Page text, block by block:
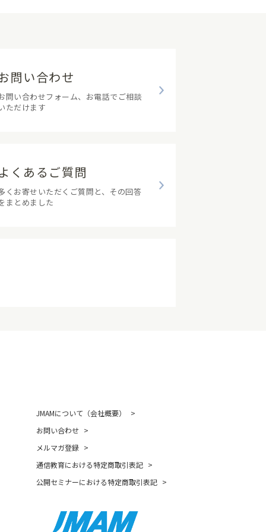
問い合わせ
問い合わせフォーム、お電話でご相談
ただけます
くあるご質問
くお寄せいただくご質問と、その回答
まとめました
JMAMについて（会社概要）
お問い合わせ
メルマガ登録
通信教育における特定商取引表記
公開セミナーにおける特定商取引表記